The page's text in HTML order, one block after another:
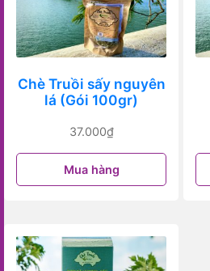
Chè Truồi sấy nguyên
lá (Gói 100gr)
37.000₫
Mua hàng